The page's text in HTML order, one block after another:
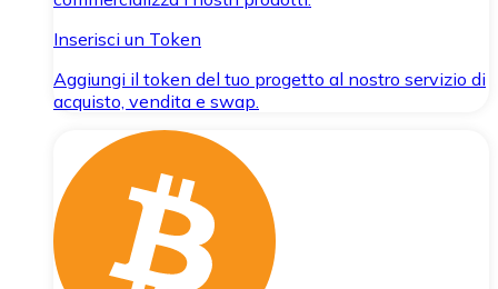
Inserisci un Token
Aggiungi il token del tuo progetto al nostro servizio di
acquisto, vendita e swap.